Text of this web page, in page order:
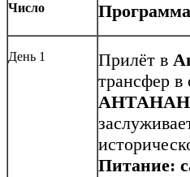
Число Программа
День 1 Прилёт в
трансфер в
Питание: